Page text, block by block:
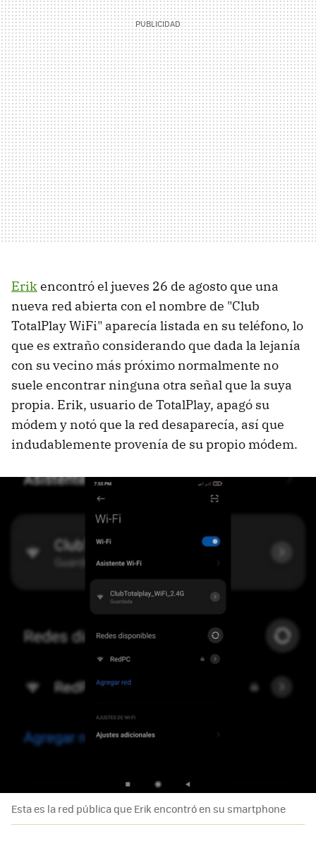
Erik encontró el jueves 26 de agosto que una
nueva red abierta con el nombre de "Club
TotalPlay WiFi" aparecía listada en su teléfono, lo
que es extraño considerando que dada la lejanía
con su vecino más próximo normalmente no
suele encontrar ninguna otra señal que la suya
propia. Erik, usuario de TotalPlay, apagó su
módem y notó que la red desaparecía, así que
indudablemente provenía de su propio módem.
Esta es la red pública que Erik encontró en su smartphone